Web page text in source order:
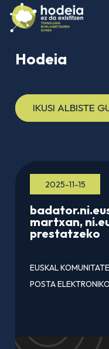
Hodeia
IKUSI ALBISTE
2025-11-15
martxan,
prestatzeko
EUSKAL
POSTA